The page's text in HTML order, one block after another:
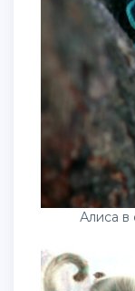
Алиса в